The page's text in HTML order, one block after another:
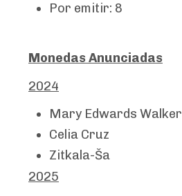
Por emitir: 8
Monedas Anunciadas
2024
Mary Edwards Walker
Celia Cruz
Zitkala-Ša
2025